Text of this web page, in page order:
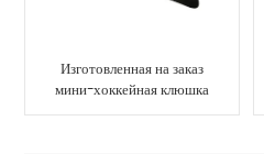
Изготовленная на заказ
мини-хоккейная клюшка